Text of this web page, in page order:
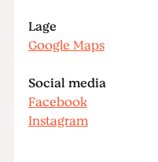
Lage
Google Maps
Social media
Facebook
Instagram